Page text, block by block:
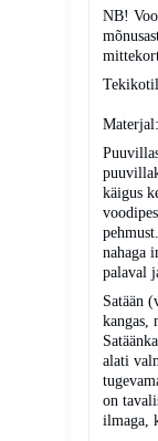
NB!
käigus
nahaga
palaval
Satään
kangas,
alati
on
ilmaga,